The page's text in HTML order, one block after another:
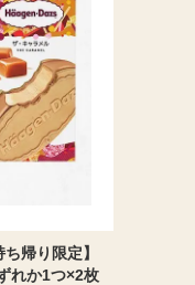
帰り限定】
れか1つ×2枚